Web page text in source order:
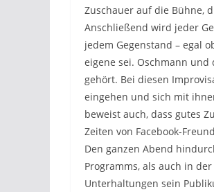
Zuschauer auf die Bühne,
Anschließend wird jeder
jedem Gegenstand – egal
eigene sei. Oschmann und
gehört. Bei diesen
eingehen und sich mit
beweist auch, dass gutes
Zeiten von Facebook-
Den ganzen Abend
Programms, als auch in
Unterhaltungen sein